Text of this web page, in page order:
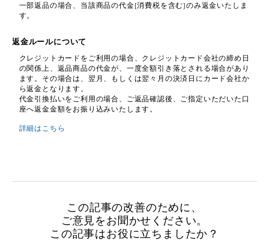
一部返品の場合、当該商品の代金(消費税を含む)のみ返金いたしま
す。
返金ルールについて
クレジットカードをご利用の場合、クレジットカード会社の締め日
の関係上、返品商品の代金が、一度全額引き落とされる場合があり
ます。その場合は、翌月、もしくは翌々月の決済日にカード会社か
ら返金となります。
代金引換払いをご利用の場合、ご返品確認後、ご指定いただいた口
座へ返金金額をお振り込みいたします。
詳細はこちら
この記事の改善のために、
ご意見をお聞かせください。
この記事はお役に立ちましたか？